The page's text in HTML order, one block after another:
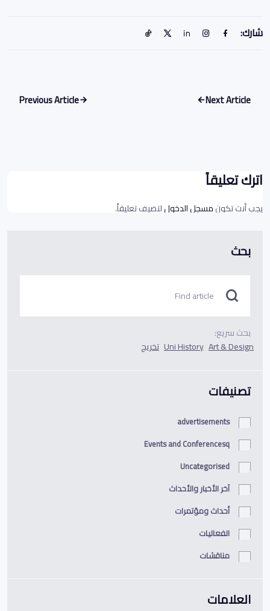
شارك:
Next Article
Previous Article
اترك تعليقاً
يجب أنت تكونمسجل الدخوللتضيف تعليقاً.
بحث
بحث سريع:
Art & Design
Uni History تخريج
تصنيفات
advertisements
Events and Conferencesq
Uncategorised
آخر الأخبار والأحداث
أحداث ومؤتمرات
الفعاليات
مناقشات
العلامات